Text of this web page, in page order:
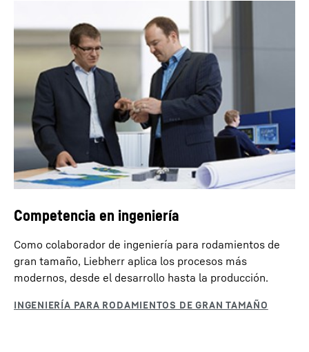
Competencia en ingeniería
Como colaborador de ingeniería para rodamientos de
gran tamaño, Liebherr aplica los procesos más
modernos, desde el desarrollo hasta la producción.